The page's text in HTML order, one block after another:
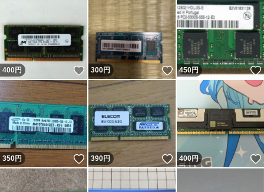
400円 いいね！
300円 いいね！
450円
350円 いいね！
390円 いいね！
400円